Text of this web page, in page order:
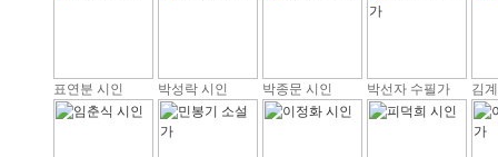
표연분 시인 박성락 시인 박종문 시인 박선자 수필가 김